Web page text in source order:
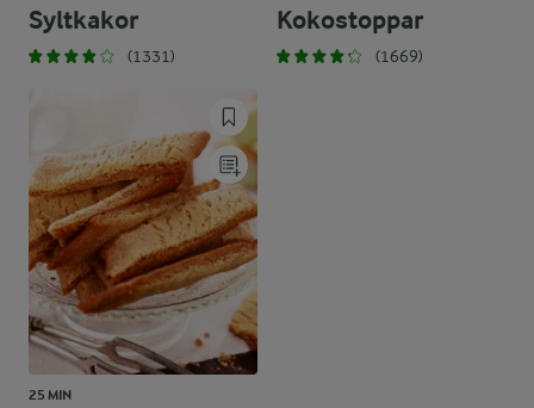
Syltkakor
(1331)
Kokostoppar
(1669)
25 MIN